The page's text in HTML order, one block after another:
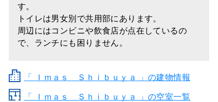
す。
トイレは男女別で共用部にあります。
周辺にはコンビニや飲食店が点在しているの
で、ランチにも困りません。
「 Ｉｍａｓ Ｓｈｉｂｕｙａ 」の建物情報
「 Ｉｍａｓ Ｓｈｉｂｕｙａ 」の空室一覧